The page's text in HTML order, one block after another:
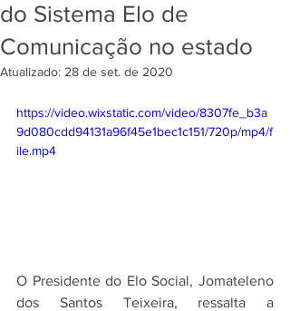
do Sistema Elo de
Comunicação no estado
Atualizado: 28 de set. de 2020
https://video.wixstatic.com/video/8307fe_b3a
9d080cdd94131a96f45e1bec1c151/720p/mp4/f
ile.mp4
O Presidente do Elo Social, Jomateleno
dos Santos Teixeira, ressalta a